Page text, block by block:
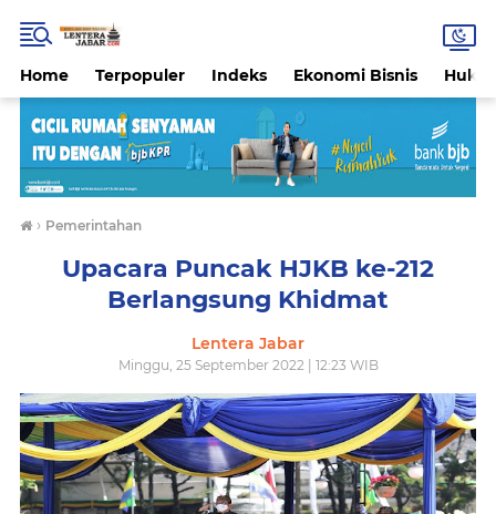
Home Terpopuler Indeks Ekonomi Bisnis
› Pemerintahan
Upacara Puncak HJKB ke-212
Berlangsung Khidmat
Lentera Jabar
Minggu, 25 September 2022 | 12:23 WIB